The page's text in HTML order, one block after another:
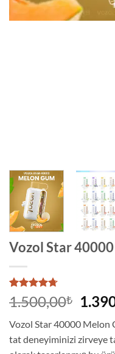
Vozol Star
3
müşteri
puanına
5
üzerinden
4.67puan
1.500,00₺
Vozol Star 40000 Melon
tat deneyiminizi zirveye